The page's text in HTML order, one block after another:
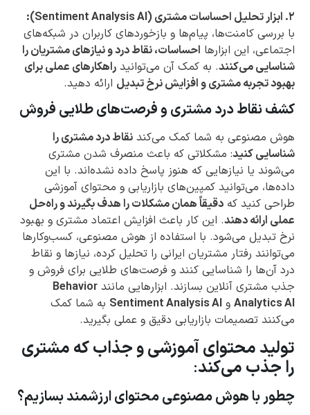
۲. ابزار تحلیل احساسات مشتری (Sentiment Analysis AI):
با بررسی کامنت‌ها، پیام‌ها و بازخوردهای کاربران در شبکه‌های
اجتماعی، این ابزارها احساسات، نقاط درد و نیازهای مشتریان را
شناسایی می‌کنند. به کمک آن می‌توانید راهکارهای عملی برای
بهبود تجربه مشتری و افزایش نرخ تبدیل ارائه دهید.
کشف نقاط درد مشتری و فرصت‌های طلایی فروش
هوش مصنوعی به شما کمک می‌کند نقاط درد مشتری را
شناسایی کنید: مشکلاتی که باعث منصرف شدن مشتری
می‌شوند یا نیازهایی که هنوز پاسخ داده نشده‌اند. با این
داده‌ها، می‌توانید کمپین‌های بازاریابی و محتوای آموزشی
طراحی کنید که دقیقاً همان مشکلات را هدف بگیرند و راه‌حل
عملی ارائه دهند. این کار باعث افزایش اعتماد مشتری و بهبود
نرخ تبدیل می‌شود. با استفاده از هوش مصنوعی، کسب‌وکارها
می‌توانند رفتار مشتریان ایرانی را تحلیل کرده، نیازها و نقاط
درد آن‌ها را شناسایی کنند و فرصت‌های طلایی برای فروش و
جذب مشتری آنلاین بسازند. ابزارهایی مانند Behavior
Analytics AI و Sentiment Analysis AI به شما کمک
می‌کنند تصمیمات بازاریابی دقیق و عملی بگیرید.
تولید محتوای آموزشی و جذاب که مشتری
را جذب می‌کند:
چطور با هوش مصنوعی محتوای ارزشمند بسازیم؟